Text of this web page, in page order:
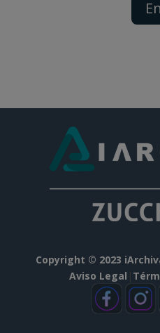
Copyright © 2023
Aviso Legal |